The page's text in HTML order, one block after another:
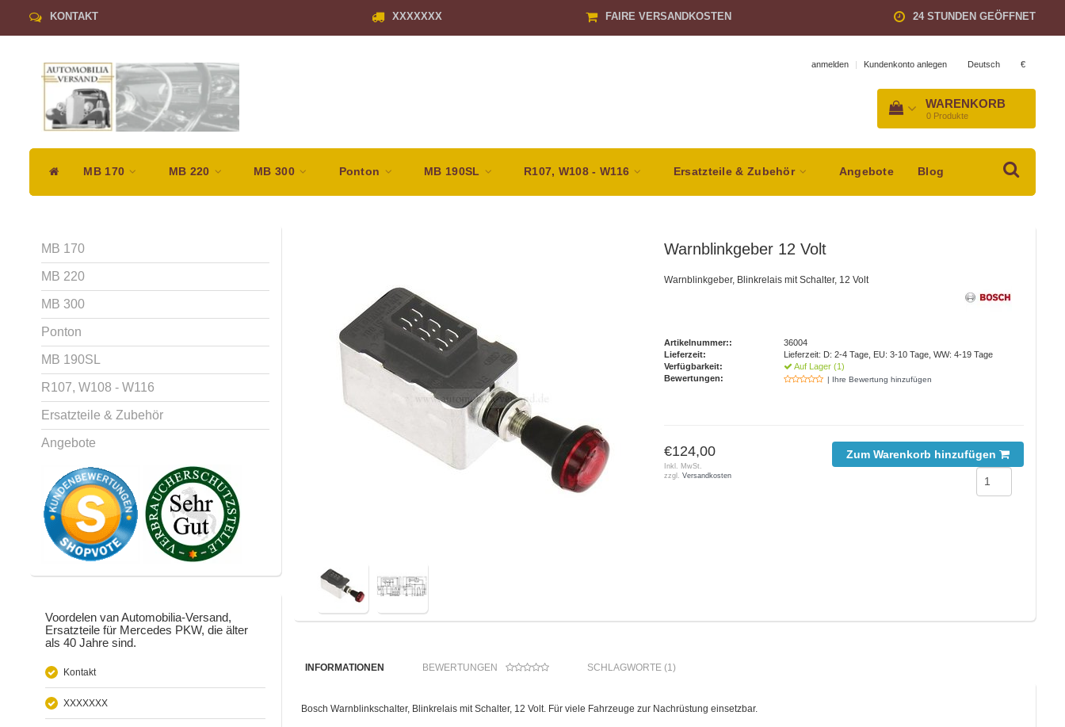
KONTAKT XXXXXXX FAIRE VERSANDKOSTEN 24 STUNDEN GEÖFFNET
anmelden | Kundenkonto anlegen Deutsch €
WARENKORB
0 Produkte
MB 170 MB 220 MB 300 Ponton MB 190SL R107, W108 - W116 Ersatzteile & Zubehör Angebote Blog
MB 170
MB 220
MB 300
Ponton
MB 190SL
R107, W108 - W116
Ersatzteile & Zubehör
Angebote
Voordelen van Automobilia-Versand,
Ersatzteile für Mercedes PKW, die älter
als 40 Jahre sind.
Kontakt
XXXXXXX
Warnblinkgeber 12 Volt
Warnblinkgeber, Blinkrelais mit Schalter, 12 Volt
Artikelnummer::
36004
Lieferzeit:
Lieferzeit: D: 2-4 Tage, EU: 3-10 Tage, WW: 4-19 Tage
Verfügbarkeit:
Auf Lager (1)
Bewertungen:
| Ihre Bewertung hinzufügen
€124,00
Inkl. MwSt.
zzgl.Versandkosten
Zum Warenkorb hinzufügen
INFORMATIONEN BEWERTUNGEN SCHLAGWORTE (1)
Bosch Warnblinkschalter, Blinkrelais mit Schalter, 12 Volt. Für viele Fahrzeuge zur Nachrüstung einsetzbar.